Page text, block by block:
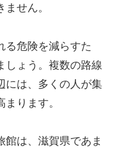
せん。
る危険を減らすた
しょう。複数の路線
には、多くの人が集
ります。
館は、滋賀県であま